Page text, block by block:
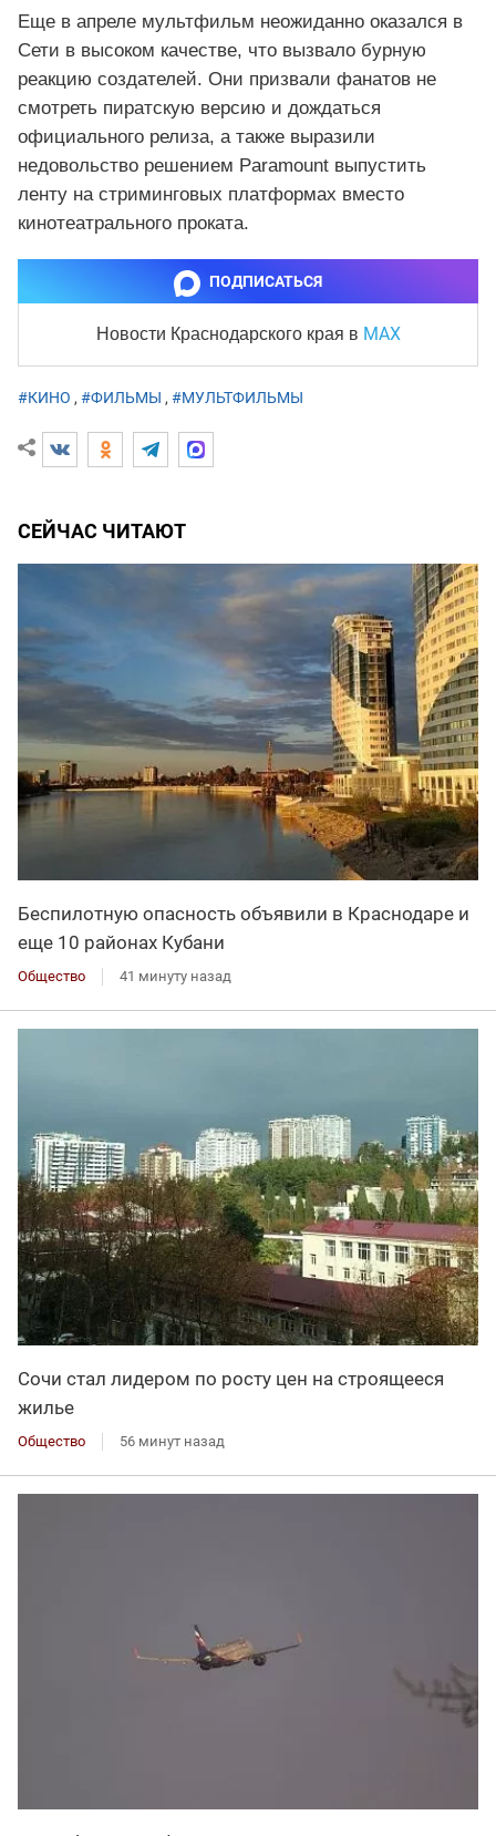
Еще в апреле мультфильм неожиданно оказался в
Сети в высоком качестве, что вызвало бурную
реакцию создателей. Они призвали фанатов не
смотреть пиратскую версию и дождаться
официального релиза, а также выразили
недовольство решением Paramount выпустить
ленту на стриминговых платформах вместо
кинотеатрального проката.
ПОДПИСАТЬСЯ
Новости Краснодарского края в MAX
#КИНО , #ФИЛЬМЫ , #МУЛЬТФИЛЬМЫ
СЕЙЧАС ЧИТАЮТ
Беспилотную опасность объявили в Краснодаре и
еще 10 районах Кубани
Общество 41 минуту назад
Сочи стал лидером по росту цен на строящееся
жилье
Общество 56 минут назад